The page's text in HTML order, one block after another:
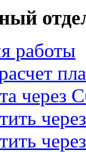
работы
через